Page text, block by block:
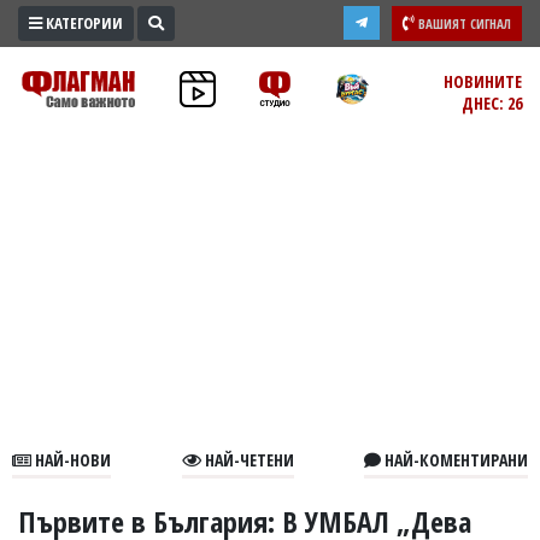
ПРОМО
ЗОНА
В
КАТЕГОРИИ ВАШИЯТ СИГНАЛ
НОВИНИТЕ
ДНЕС: 26
НАЙ-НОВИ НАЙ-ЧЕТЕНИ НАЙ-КОМЕНТИРАНИ
Първите в България: В УМБАЛ „Дева